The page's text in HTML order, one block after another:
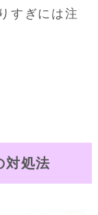
すぎには注
対処法